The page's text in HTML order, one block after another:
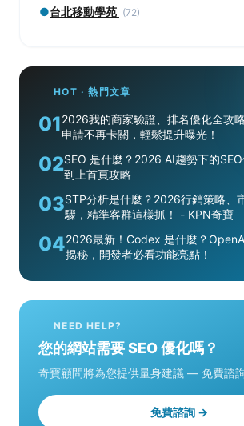
●台北移動學苑 (72)
HOT · 熱門文章
012026我的商家驗證、排名優化全攻
申請不再卡關，輕鬆提升曝光！
02SEO 是什麼？2026 AI趨勢下的
到上首頁攻略
03STP分析是什麼？2026行銷策略、
驟，精準客群這樣抓！ - KPN奇寶
042026最新！Codex 是什麼？
揭秘，開發者必看功能亮點！
NEED HELP?
您的網站需要 SEO 優化嗎？
奇寶顧問將為您提供量身建議 — 免費諮詢
免費諮詢 →